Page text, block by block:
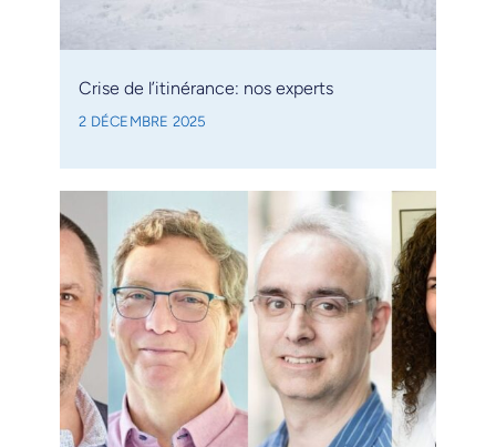
Crise de l’itinérance: nos experts
2 DÉCEMBRE 2025